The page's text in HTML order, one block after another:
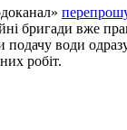
бригади вже
подачу води
робіт.